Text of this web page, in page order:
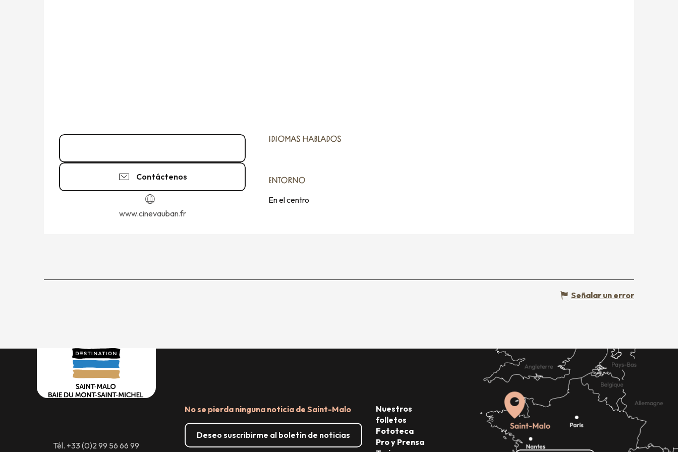
Contáctenos
www.cinevauban.fr
IDIOMAS HABLADOS
IDIOMAS HABLADOS
ENTORNO
ENTORNO
En el centro
Señalar un error
Tél. +33 (0)2 99 56 66 99
No se pierda ninguna noticia de Saint-Malo
Deseo suscribirme al boletín de noticias
Nuestros
folletos
Fototeca
Pro y Prensa